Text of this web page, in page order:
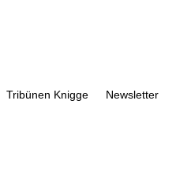
Tribünen Knigge Newsletter